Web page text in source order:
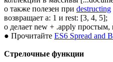
o также полезен при destructing
возвращает a: 1 и rest: [3, 4, 5];
o делает new + .apply
● Прочитайте ES6 Spread and
Стрелочные функции